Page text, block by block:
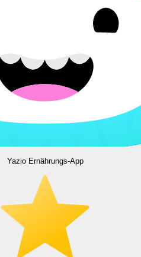
Yazio Ernährungs-App